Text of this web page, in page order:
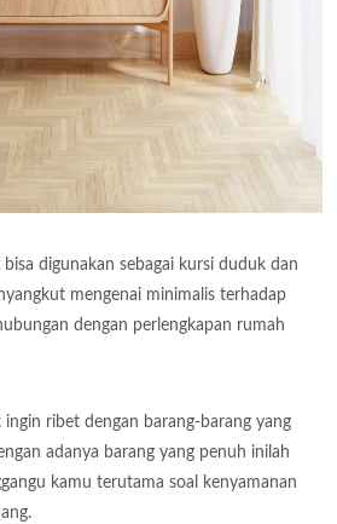
digunakan sebagai kursi duduk dan
mengenai minimalis terhadap
dengan perlengkapan rumah
ingin ribet dengan barang-barang yang
adanya barang yang penuh inilah
kamu terutama soal kenyamanan